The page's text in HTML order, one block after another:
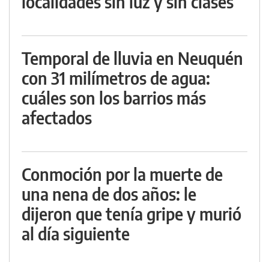
Temporal de lluvia en Neuquén
con 31 milímetros de agua:
cuáles son los barrios más
afectados
Conmoción por la muerte de
una nena de dos años: le
dijeron que tenía gripe y murió
al día siguiente